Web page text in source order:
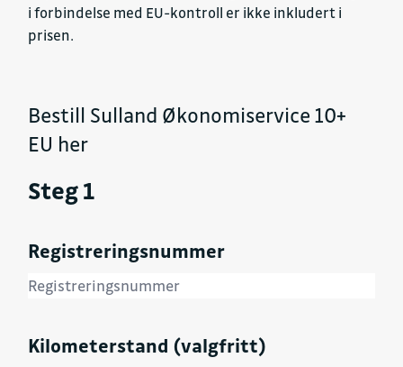
i forbindelse med EU-kontroll er ikke inkludert i
prisen.
Bestill Sulland Økonomiservice 10+
EU her
Steg 1
Registreringsnummer
Kilometerstand (valgfritt)